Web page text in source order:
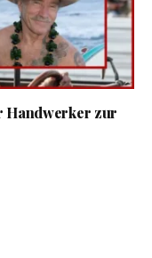
Handwerker zur